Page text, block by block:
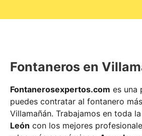
Fontaneros en
Fontanerosexpertos.com es una
puedes contratar al fontanero
Villamañán. Trabajamos en toda la
León con los mejores